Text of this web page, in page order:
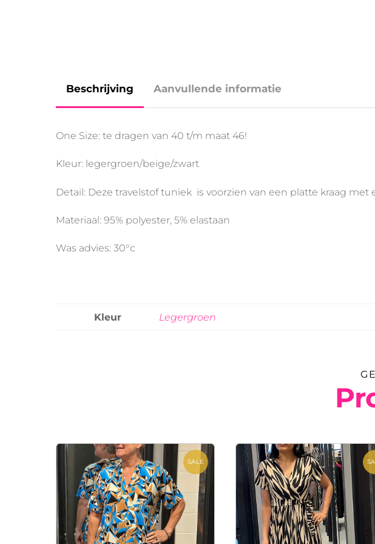
Beschrijving Aanvullende informatie
One Size: te dragen van 40 t/m maat 46!
Kleur: legergroen/beige/zwart
Detail: Deze travelstof tuniek is voorzien van een platte kraag
Materiaal: 95% polyester, 5% elastaan
Was advies: 30°c
Kleur Legergroen
SALE